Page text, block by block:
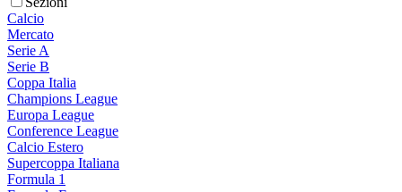
Calcio
Mercato
Serie A
Serie B
Coppa Italia
Champions League
Europa League
Conference League
Calcio Estero
Supercoppa Italiana
Formula 1